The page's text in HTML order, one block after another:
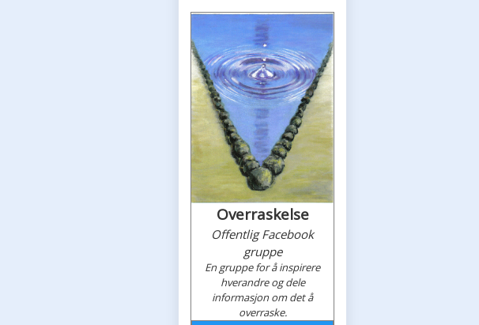
Overraskelse
Offentlig Facebook
gruppe
En gruppe for å inspirere
hverandre og dele
informasjon om det å
overraske.